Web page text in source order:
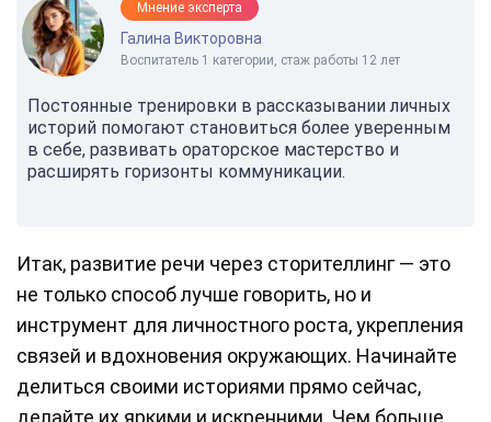
Мнение эксперта
Галина Викторовна
Воспитатель 1 категории, стаж работы 12 лет
Постоянные тренировки в рассказывании личных
историй помогают становиться более уверенным
в себе, развивать ораторское мастерство и
расширять горизонты коммуникации.
Итак, развитие речи через сторителлинг — это
не только способ лучше говорить, но и
инструмент для личностного роста, укрепления
связей и вдохновения окружающих. Начинайте
делиться своими историями прямо сейчас,